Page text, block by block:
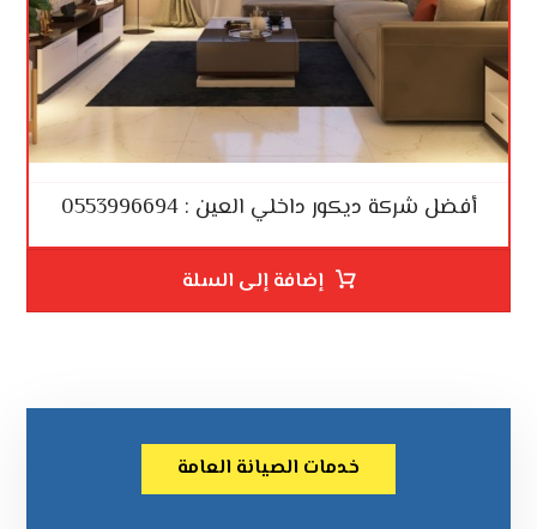
أفضل شركة ديكور داخلي العين : 0553996694
إضافة إلى السلة
خدمات الصيانة العامة